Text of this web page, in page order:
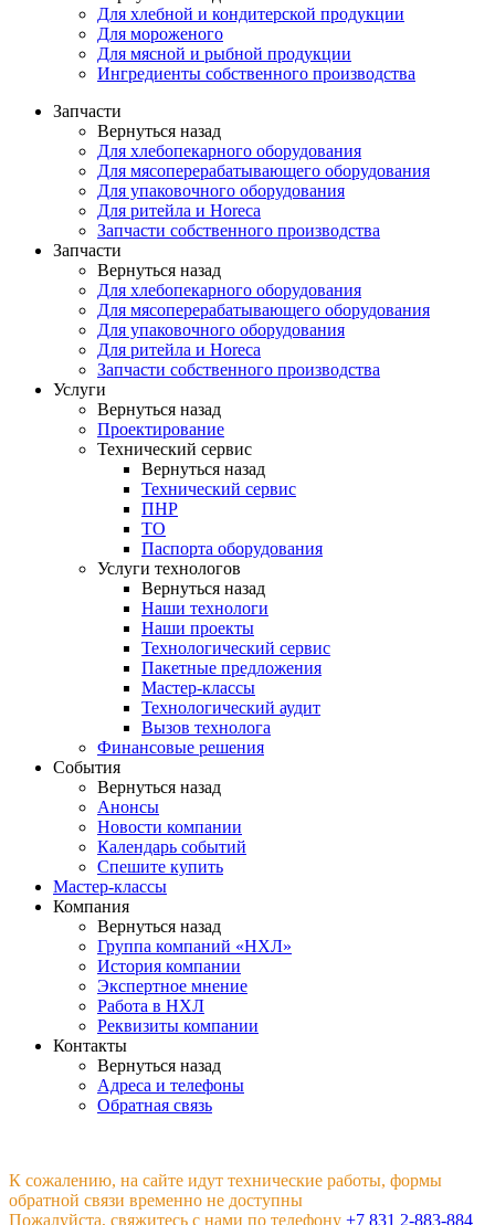
Для хлебной и кондитерской продукции
Для мороженого
Для мясной и рыбной продукции
Ингредиенты собственного производства
Запчасти
Вернуться назад
Для хлебопекарного оборудования
Для мясоперерабатывающего оборудования
Для упаковочного оборудования
Для ритейла и Horeca
Запчасти собственного производства
Запчасти
Вернуться назад
Для хлебопекарного оборудования
Для мясоперерабатывающего оборудования
Для упаковочного оборудования
Для ритейла и Horeca
Запчасти собственного производства
Услуги
Вернуться назад
Проектирование
Технический сервис
Вернуться назад
Технический сервис
ПНР
ТО
Паспорта оборудования
Услуги технологов
Вернуться назад
Наши технологи
Наши проекты
Технологический сервис
Пакетные предложения
Мастер-классы
Технологический аудит
Вызов технолога
Финансовые решения
События
Вернуться назад
Анонсы
Новости компании
Календарь событий
Спешите купить
Мастер-классы
Компания
Вернуться назад
Группа компаний «НХЛ»
История компании
Экспертное мнение
Работа в НХЛ
Реквизиты компании
Контакты
Вернуться назад
Адреса и телефоны
Обратная связь
К сожалению, на сайте идут технические работы, формы
обратной связи временно не доступны
Пожалуйста, свяжитесь с нами по телефону +7 831 2-883-884